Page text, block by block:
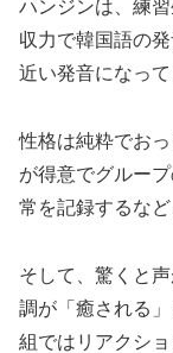
ハンジンは、練
収力で韓国語の
近い発音になっ
性格は純粋でお
が得意でグルー
常を記録するな
そして、驚くと
調が「癒される
組ではリアクシ